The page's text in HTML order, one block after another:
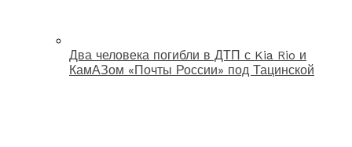
Два человека погибли в ДТП с Kia Rio и
КамАЗом «Почты России» под Тацинской